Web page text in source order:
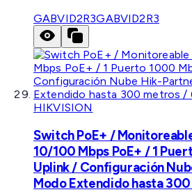
GABVID2R3GABVID2R3
HIKVISION
Switch PoE+ /
10/100 Mbps PoE+ / 1
Uplink / Configuración
Modo Extendido hasta